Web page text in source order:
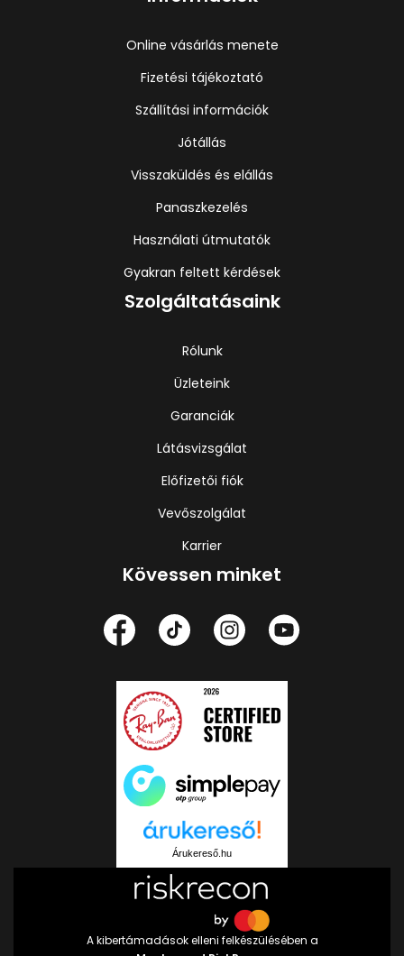
Online vásárlás menete
Fizetési tájékoztató
Szállítási információk
Jótállás
Visszaküldés és elállás
Panaszkezelés
Használati útmutatók
Gyakran feltett kérdések
Szolgáltatásaink
Rólunk
Üzleteink
Garanciák
Látásvizsgálat
Előfizetői fiók
Vevőszolgálat
Karrier
Kövessen minket
Árukereső.hu
A kibertámadások elleni felkészülésében a